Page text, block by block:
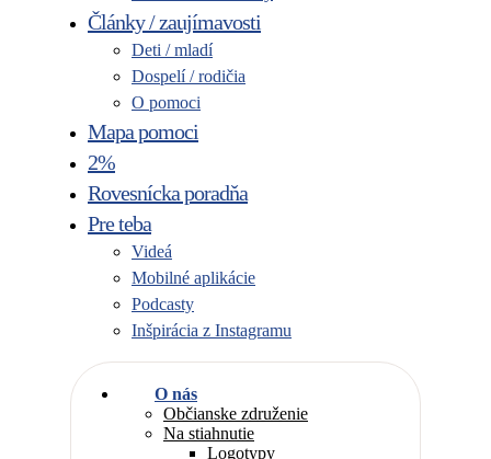
Články / zaujímavosti
Deti / mladí
Dospelí / rodičia
O pomoci
Mapa pomoci
2%
Rovesnícka poradňa
Pre teba
Videá
Mobilné aplikácie
Podcasty
Inšpirácia z Instagramu
O nás
Občianske združenie
Na stiahnutie
Logotypy